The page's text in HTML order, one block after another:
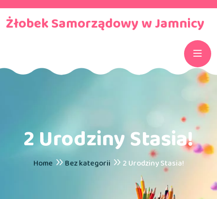
Żłobek Samorządowy w Jamnicy
2 Urodziny Stasia!
Home Bez kategorii 2 Urodziny Stasia!